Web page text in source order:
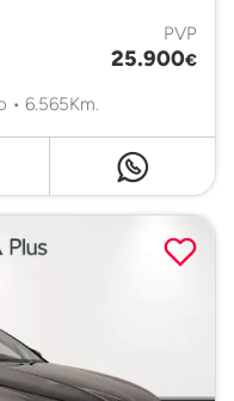
PVP
25.900€
• 6.565Km.